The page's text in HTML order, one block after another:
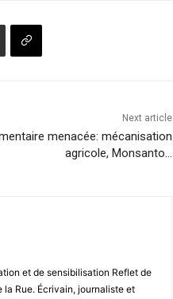
Next article
menacée: mécanisation
agricole, Monsanto…
et de sensibilisation Reflet de
Rue. Écrivain, journaliste et